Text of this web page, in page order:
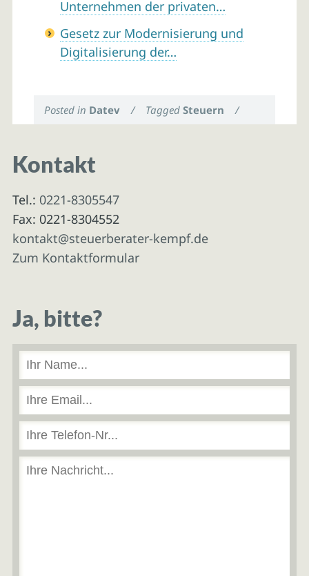
Unternehmen der privaten…
Gesetz zur Modernisierung und
Digitalisierung der…
Posted in Datev / TaggedSteuern /
Kontakt
Tel.: 0221-8305547
Fax: 0221-8304552
kontakt@steuerberater-kempf.de
Zum Kontaktformular
Ja, bitte?